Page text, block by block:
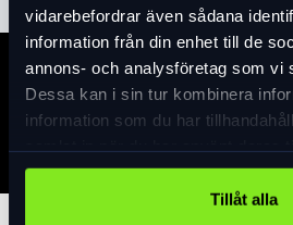
vidarebefordrar även sådana
information från din enhet till de
annons- och analysföretag som vi
Dessa kan i sin tur kombinera
information som du har
Tillåt alla
Specifikation